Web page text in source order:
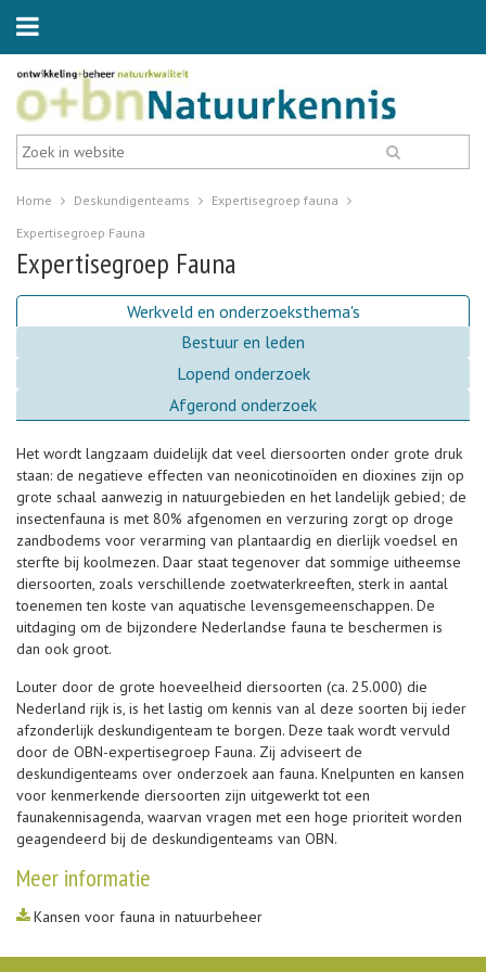
Home Deskundigenteams
Expertisegroep fauna
Expertisegroep Fauna
Expertisegroep Fauna
Werkveld en onderzoeksthema's
Bestuur en leden
Lopend onderzoek
Afgerond onderzoek
Het wordt langzaam duidelijk dat veel diersoorten onder grote druk
staan: de negatieve effecten van neonicotinoïden en dioxines zijn op
grote schaal aanwezig in natuurgebieden en het landelijk gebied; de
insectenfauna is met 80% afgenomen en verzuring zorgt op droge
zandbodems voor verarming van plantaardig en dierlijk voedsel en
sterfte bij koolmezen. Daar staat tegenover dat sommige uitheemse
diersoorten, zoals verschillende zoetwaterkreeften, sterk in aantal
toenemen ten koste van aquatische levensgemeenschappen. De
uitdaging om de bijzondere Nederlandse fauna te beschermen is
dan ook groot.
Louter door de grote hoeveelheid diersoorten (ca. 25.000) die
Nederland rijk is, is het lastig om kennis van al deze soorten bij ieder
afzonderlijk deskundigenteam te borgen. Deze taak wordt vervuld
door de OBN-expertisegroep Fauna. Zij adviseert de
deskundigenteams over onderzoek aan fauna. Knelpunten en kansen
voor kenmerkende diersoorten zijn uitgewerkt tot een
faunakennisagenda, waarvan vragen met een hoge prioriteit worden
geagendeerd bij de deskundigenteams van OBN.
Meer informatie
Kansen voor fauna in natuurbeheer